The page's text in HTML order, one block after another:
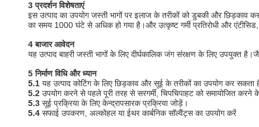
3 प्रदर्शन विशेषताएं
इस उत्पाद का उपयोग जस्ती भागों पर इलाज के तरीकों को डुबकी और छिड़काव
का समय 1000 घंटे से अधिक हो गया है।और उत्कृष्ट गर्मी प्रतिरोधी और
4 बाजार आवेदन
यह उत्पाद बाहरी जस्ती भागों के लिए दीर्घकालिक जंग संरक्षण के लिए उपयुक्त
5 निर्माण विधि और ध्यान
5.1 यह उत्पाद कोटिंग के लिए छिड़काव और सूई के तरीकों का उपयोग कर सकता
5.2 उपयोग करने से पहले पूरी तरह से सरगर्मी, चिपचिपाहट को समायोजित करने
5.3 सूई प्रक्रिया के लिए केन्द्रापसारक प्रक्रिया जोड़ें।
5.4 सफाई उपकरण, अल्कोहल या ईथर कार्बनिक सॉल्वैंट्स का उपयोग करें